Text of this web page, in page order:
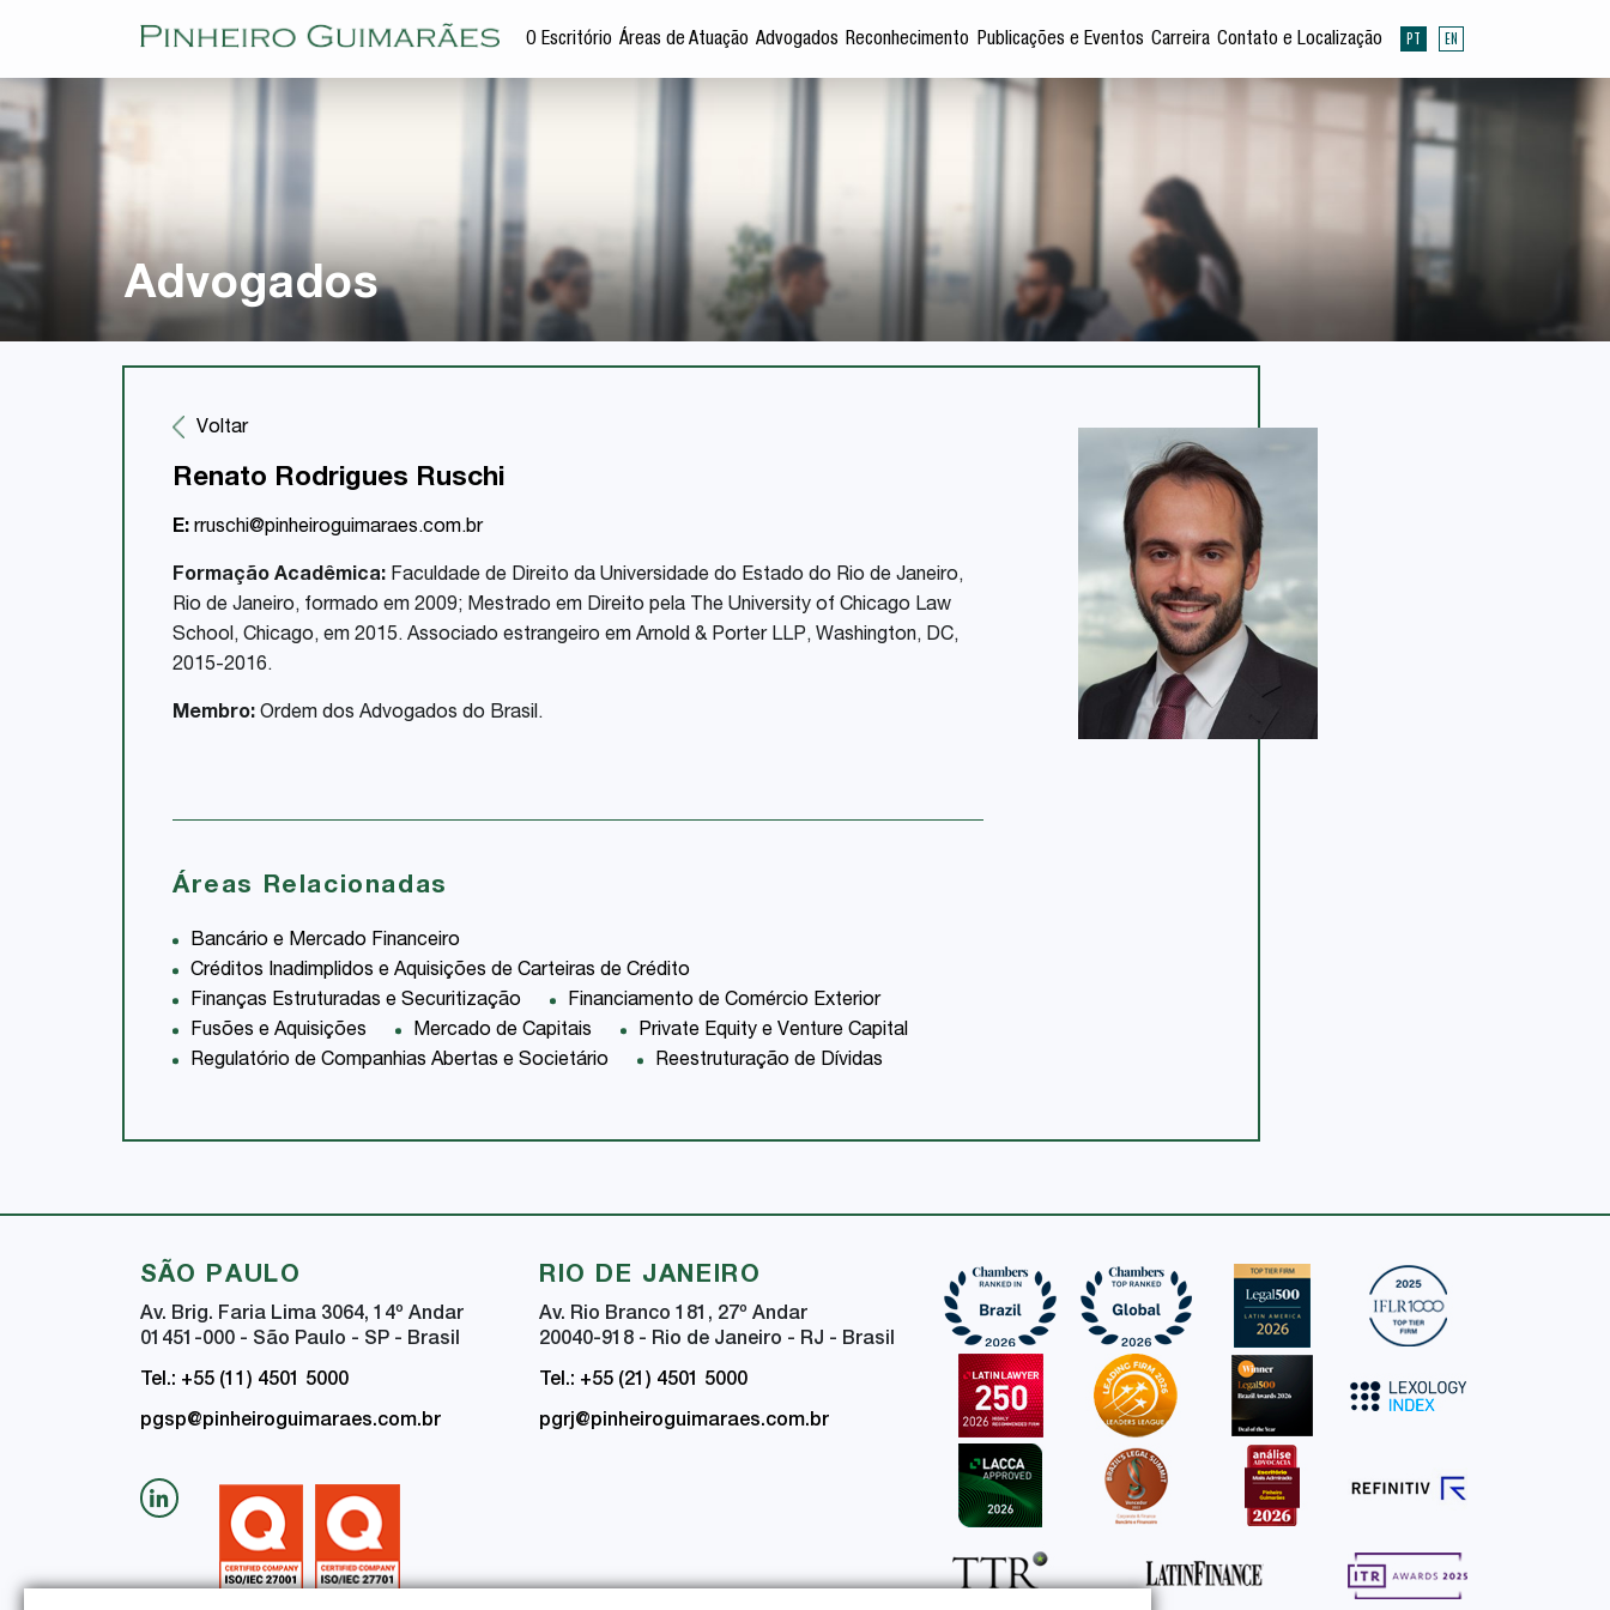
O Escritório Áreas de Atuação Advogados Reconhecimento Publicações e Eventos Carreira Contato e Localização PT EN
Advogados
Voltar
Renato Rodrigues Ruschi
E: rruschi@pinheiroguimaraes.com.br
Formação Acadêmica: Faculdade de Direito da Universidade do Estado do Rio de Janeiro,
Rio de Janeiro, formado em 2009; Mestrado em Direito pela The University of Chicago Law
School, Chicago, em 2015. Associado estrangeiro em Arnold & Porter LLP, Washington, DC,
2015-2016.
Membro: Ordem dos Advogados do Brasil.
Áreas Relacionadas
Bancário e Mercado Financeiro
Créditos Inadimplidos e Aquisições de Carteiras de Crédito
Finanças Estruturadas e Securitização
Financiamento de Comércio Exterior
Fusões e Aquisições
Mercado de Capitais
Private Equity e Venture Capital
Regulatório de Companhias Abertas e Societário
Reestruturação de Dívidas
SÃO PAULO
Av. Brig. Faria Lima 3064, 14º Andar
01451-000 - São Paulo - SP - Brasil
Tel.: +55 (11) 4501 5000
pgsp@pinheiroguimaraes.com.br
RIO DE JANEIRO
Av. Rio Branco 181, 27º Andar
20040-918 - Rio de Janeiro - RJ - Brasil
Tel.: +55 (21) 4501 5000
pgrj@pinheiroguimaraes.com.br